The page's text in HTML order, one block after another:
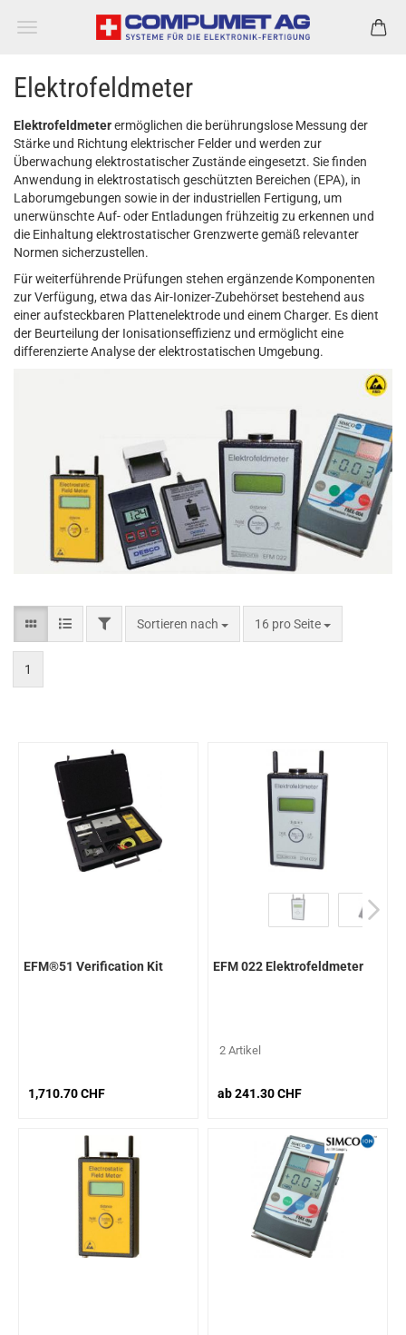
Elektrofeldmeter
Elektrofeldmeterermöglichen die berührungslose Messung der
Stärke und Richtung elektrischer Felder und werden zur
Überwachung elektrostatischer Zustände eingesetzt. Sie finden
Anwendung in elektrostatisch geschützten Bereichen (EPA), in
Laborumgebungen sowie in der industriellen Fertigung, um
unerwünschte Auf- oder Entladungen frühzeitig zu erkennen und
die Einhaltung elektrostatischer Grenzwerte gemäß relevanter
Normen sicherzustellen.
Für weiterführende Prüfungen stehen ergänzende Komponenten
zur Verfügung, etwa das Air-Ionizer-Zubehörset bestehend aus
einer aufsteckbaren Plattenelektrode und einem Charger. Es dient
der Beurteilung der Ionisationseffizienz und ermöglicht eine
differenzierte Analyse der elektrostatischen Umgebung.
Sortieren nach 16 pro Seite
1
EFM®51 Verification Kit
1,710.70 CHF
EFM 022 Elektrofeldmeter
2 Artikel
ab 241.30 CHF